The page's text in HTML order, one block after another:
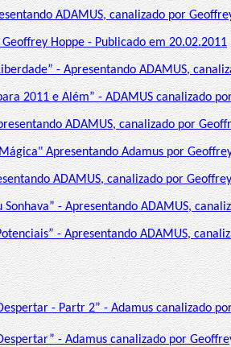
ADAMUS, canalizado por
Hoppe - Publicado em 20.02.2011
- Apresentando ADAMUS,
2011 e Além” - ADAMUS canalizado
ADAMUS, canalizado por
Apresentando Adamus por
ADAMUS, canalizado por
Sonhava” - Apresentando ADAMUS,
- Apresentando ADAMUS,
- Partr 2” - Adamus canalizado
- Adamus canalizado por